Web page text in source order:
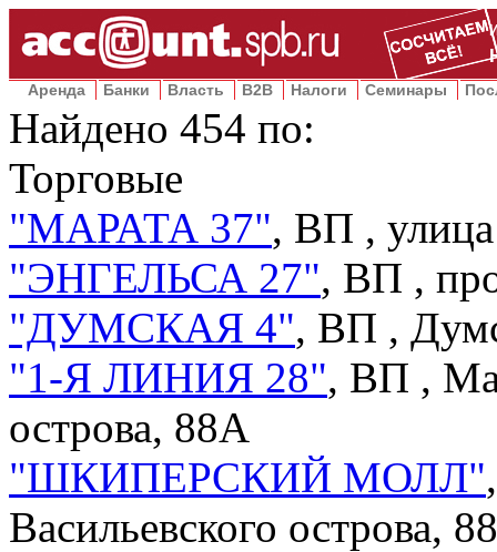
Аренда Банки Власть B2B Налоги Семинары
Найдено 454 по:
Торговые
"МАРАТА 37", ВП ,
"ЭНГЕЛЬСА 27", ВП ,
"ДУМСКАЯ 4", ВП ,
"1-Я ЛИНИЯ 28", ВП ,
острова, 88А
"ШКИПЕРСКИЙ МОЛЛ"
Васильевского острова,